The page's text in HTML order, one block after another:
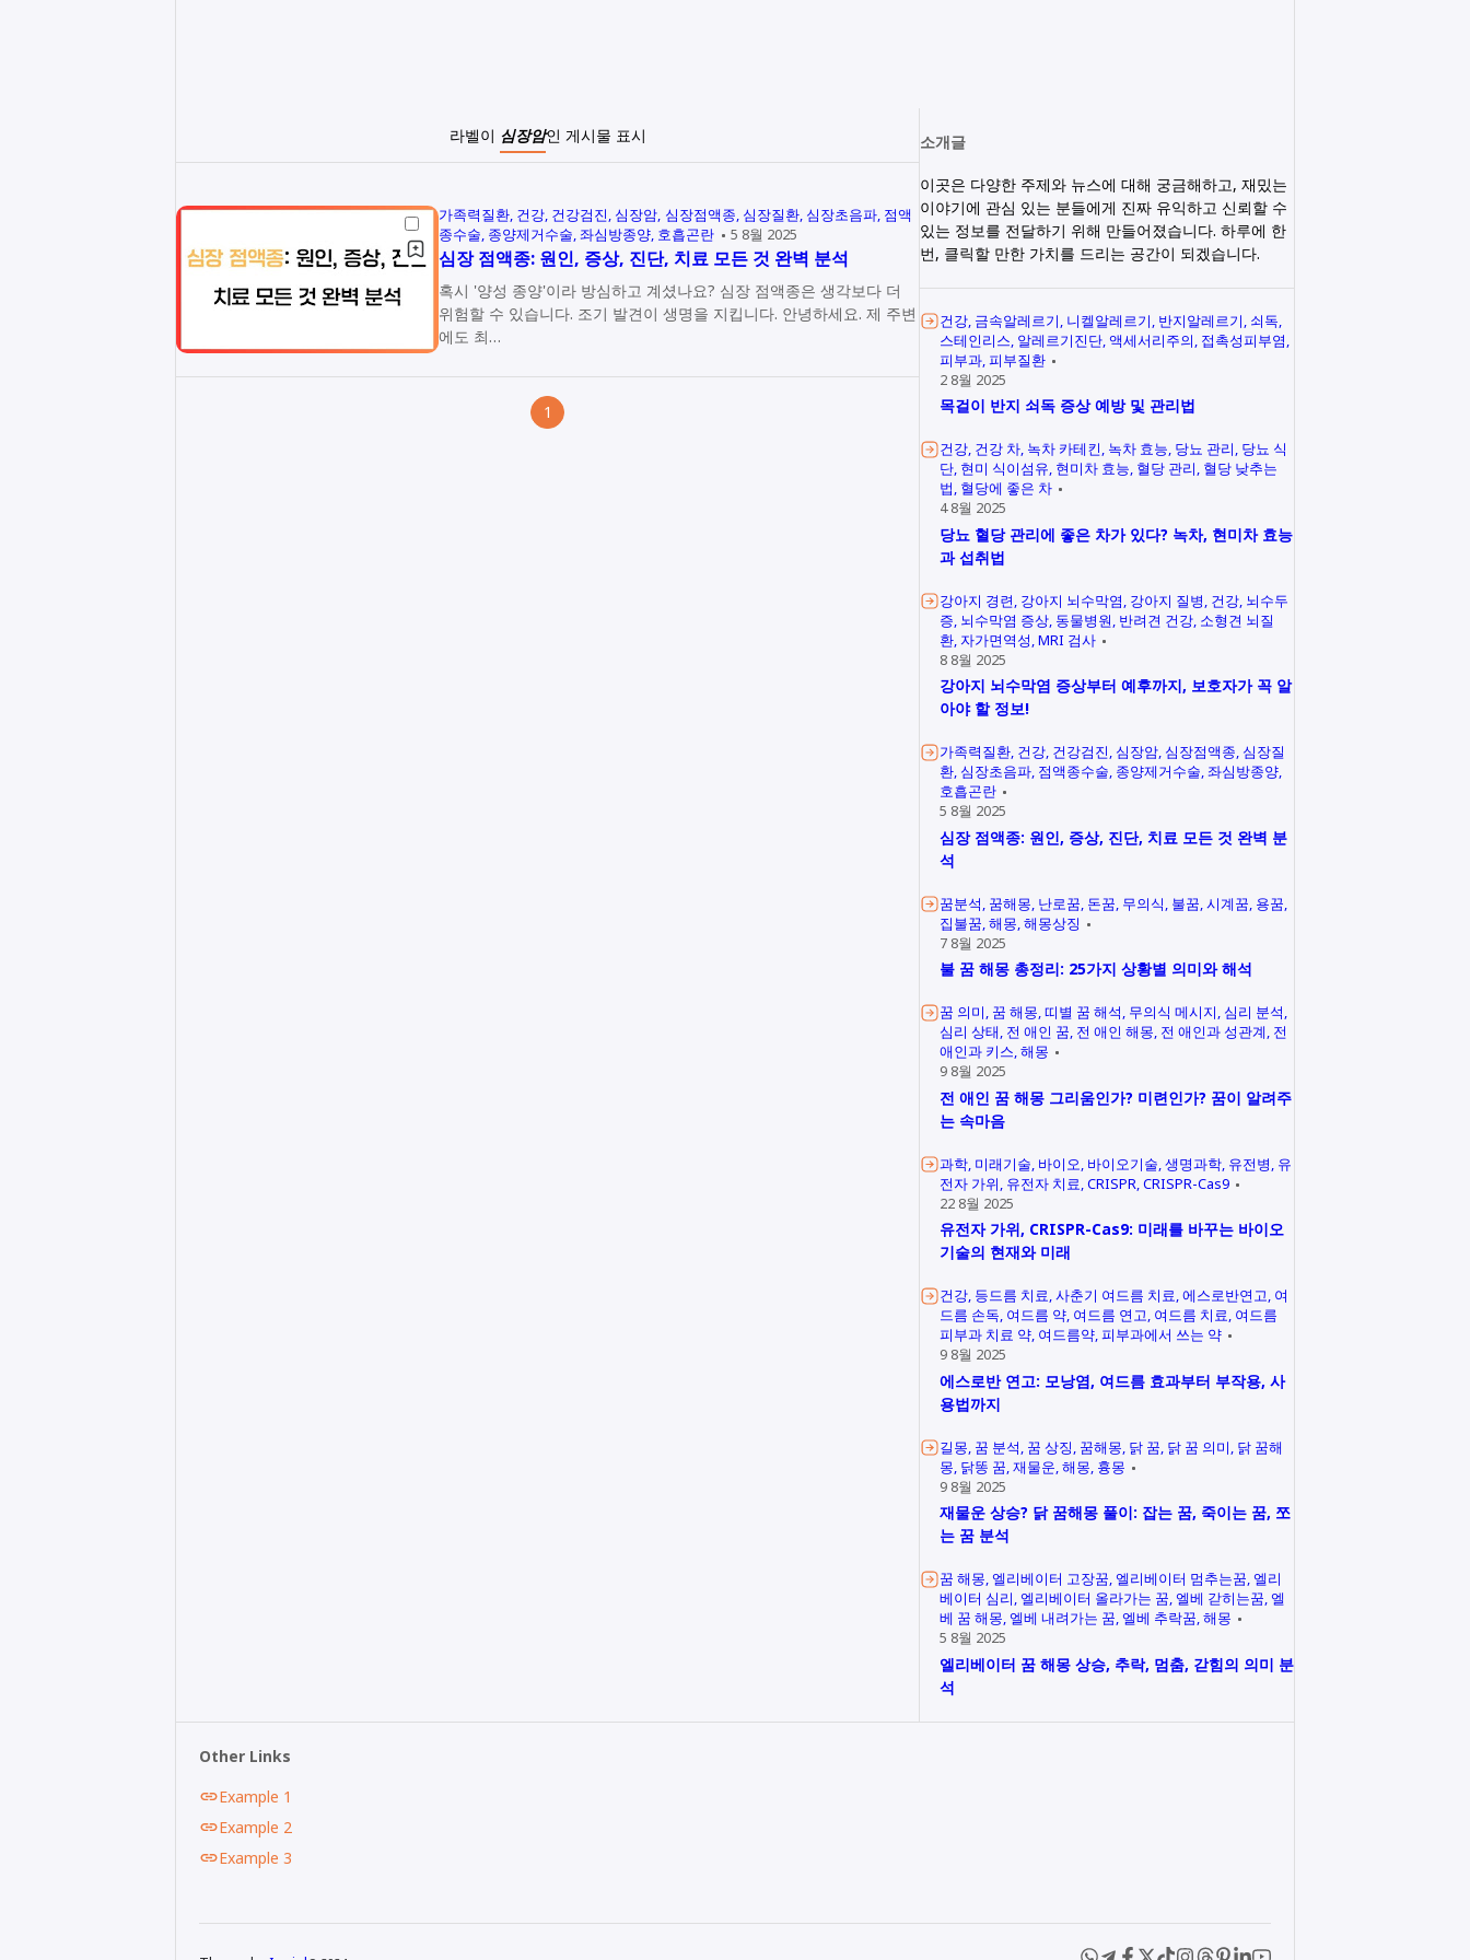
라벨이 심장암인 게시물 표시
가족력질환 건강 건강검진 심장암 심장점액종 심장질환 심장초음파 점액
종수술 종양제거수술 좌심방종양 호흡곤란 5 8월 2025
심장 점액종: 원인, 증상, 진단, 치료 모든 것 완벽 분석
혹시 '양성 종양'이라 방심하고 계셨나요? 심장 점액종은 생각보다 더
위험할 수 있습니다. 조기 발견이 생명을 지킵니다. 안녕하세요. 제 주변
에도 최…
1
소개글
이곳은 다양한 주제와 뉴스에 대해 궁금해하고, 재밌는
이야기에 관심 있는 분들에게 진짜 유익하고 신뢰할 수
있는 정보를 전달하기 위해 만들어졌습니다. 하루에 한
번, 클릭할 만한 가치를 드리는 공간이 되겠습니다.
건강 금속알레르기 니켈알레르기 반지알레르기 쇠독
스테인리스 알레르기진단 액세서리주의 접촉성피부염
피부과 피부질환
2 8월 2025
목걸이 반지 쇠독 증상 예방 및 관리법
건강 건강 차 녹차 카테킨 녹차 효능 당뇨 관리 당뇨 식
단 현미 식이섬유 현미차 효능 혈당 관리 혈당 낮추는
법 혈당에 좋은 차
4 8월 2025
당뇨 혈당 관리에 좋은 차가 있다? 녹차, 현미차 효능
과 섭취법
강아지 경련 강아지 뇌수막염 강아지 질병 건강 뇌수두
증 뇌수막염 증상 동물병원 반려견 건강 소형견 뇌질
환 자가면역성 MRI 검사
8 8월 2025
강아지 뇌수막염 증상부터 예후까지, 보호자가 꼭 알
아야 할 정보!
가족력질환 건강 건강검진 심장암 심장점액종 심장질
환 심장초음파 점액종수술 종양제거수술 좌심방종양
호흡곤란
5 8월 2025
심장 점액종: 원인, 증상, 진단, 치료 모든 것 완벽 분
석
꿈분석 꿈해몽 난로꿈 돈꿈 무의식 불꿈 시계꿈 용꿈
집불꿈 해몽 해몽상징
7 8월 2025
불 꿈 해몽 총정리: 25가지 상황별 의미와 해석
꿈 의미 꿈 해몽 띠별 꿈 해석 무의식 메시지 심리 분석
심리 상태 전 애인 꿈 전 애인 해몽 전 애인과 성관계 전
애인과 키스 해몽
9 8월 2025
전 애인 꿈 해몽 그리움인가? 미련인가? 꿈이 알려주
는 속마음
과학 미래기술 바이오 바이오기술 생명과학 유전병 유
전자 가위 유전자 치료 CRISPR CRISPR-Cas9
22 8월 2025
유전자 가위, CRISPR-Cas9: 미래를 바꾸는 바이오
기술의 현재와 미래
건강 등드름 치료 사춘기 여드름 치료 에스로반연고 여
드름 손독 여드름 약 여드름 연고 여드름 치료 여드름
피부과 치료 약 여드름약 피부과에서 쓰는 약
9 8월 2025
에스로반 연고: 모낭염, 여드름 효과부터 부작용, 사
용법까지
길몽 꿈 분석 꿈 상징 꿈해몽 닭 꿈 닭 꿈 의미 닭 꿈해
몽 닭똥 꿈 재물운 해몽 흉몽
9 8월 2025
재물운 상승? 닭 꿈해몽 풀이: 잡는 꿈, 죽이는 꿈, 쪼
는 꿈 분석
꿈 해몽 엘리베이터 고장꿈 엘리베이터 멈추는꿈 엘리
베이터 심리 엘리베이터 올라가는 꿈 엘베 갇히는꿈 엘
베 꿈 해몽 엘베 내려가는 꿈 엘베 추락꿈 해몽
5 8월 2025
엘리베이터 꿈 해몽 상승, 추락, 멈춤, 갇힘의 의미 분
석
Other Links
Example 1
Example 2
Example 3